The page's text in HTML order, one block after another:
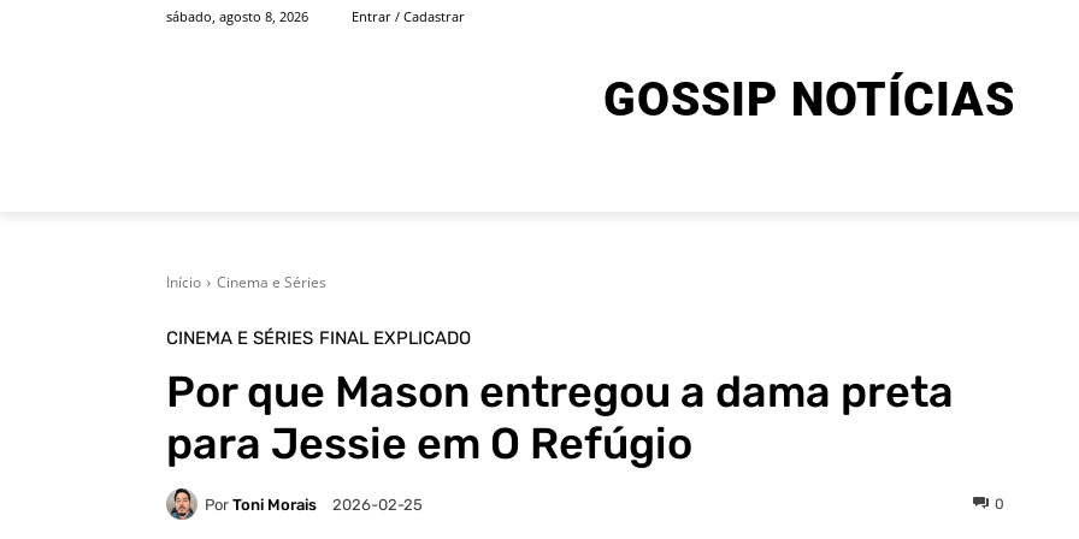
sábado, agosto 8, 2026 Entrar / Cadastrar
GOSSIP NOTÍCIAS
Início Cinema e Séries
CINEMA E SÉRIES FINAL EXPLICADO
Por que Mason entregou a dama preta
para Jessie em O Refúgio
Por Toni Morais 2026-02-25 0